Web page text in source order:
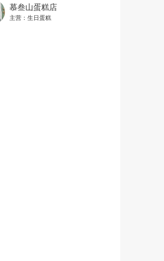
慕叁山蛋糕店
主营： 生日蛋糕